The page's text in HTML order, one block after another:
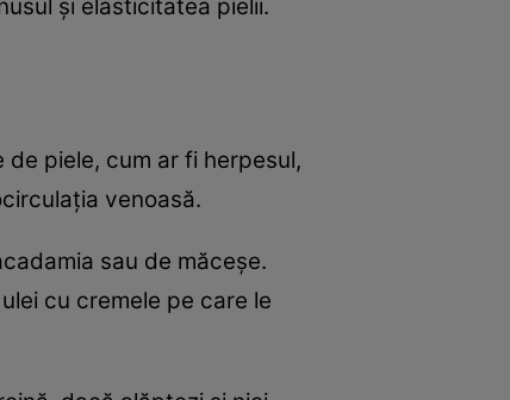
şi elasticitatea pielii.
piele, cum ar fi herpesul,
venoasă.
sau de măceşe.
cu cremele pe care le